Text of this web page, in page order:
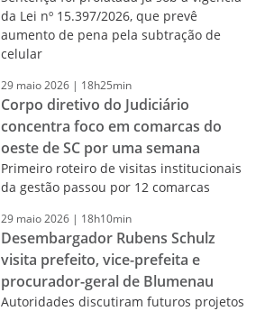
da Lei nº 15.397/2026, que prevê
aumento de pena pela subtração de
celular
29 maio2026 | 18h25min
Corpo diretivo do Judiciário
concentra foco em comarcas do
oeste de SC por uma semana
Primeiro roteiro de visitas institucionais
da gestão passou por 12 comarcas
29 maio2026 | 18h10min
Desembargador Rubens Schulz
visita prefeito, vice-prefeita e
procurador-geral de Blumenau
Autoridades discutiram futuros projetos